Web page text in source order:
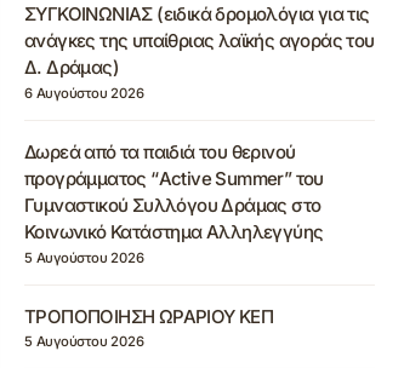
ΣΥΓΚΟΙΝΩΝΙΑΣ (ειδικά δρομολόγια για τις
ανάγκες της υπαίθριας λαϊκής αγοράς του
Δ. Δράμας)
6 Αυγούστου 2026
Δωρεά από τα παιδιά του θερινού
προγράμματος “Active Summer” του
Γυμναστικού Συλλόγου Δράμας στο
Κοινωνικό Κατάστημα Αλληλεγγύης
5 Αυγούστου 2026
ΤΡΟΠΟΠΟΙΗΣΗ ΩΡΑΡΙΟΥ ΚΕΠ
5 Αυγούστου 2026